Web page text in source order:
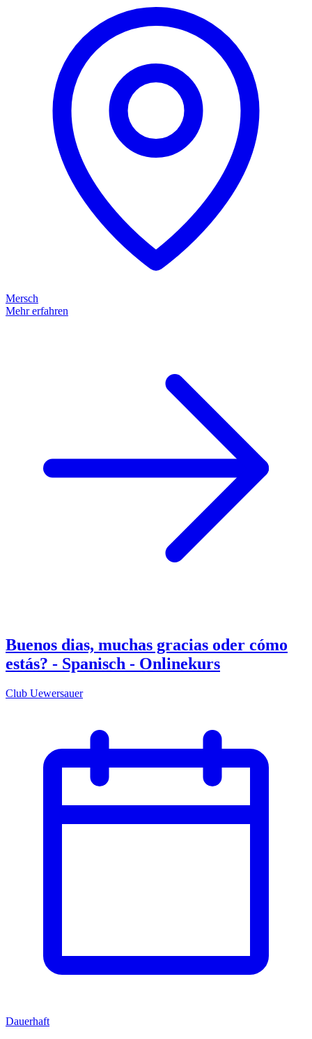
Mersch
Mehr erfahren
Buenos dias, muchas gracias oder cómo
estás? - Spanisch - Onlinekurs
Club Uewersauer
Dauerhaft